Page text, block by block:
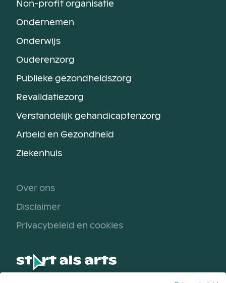
Non-profit organisatie
Ondernemen
Onderwijs
Ouderenzorg
Publieke gezondheidszorg
Revalidatiezorg
Verstandelijk gehandicaptenzorg
Arbeid en Gezondheid
Ziekenhuis
Over ons
Disclaimer
Privacybeleid en cookies